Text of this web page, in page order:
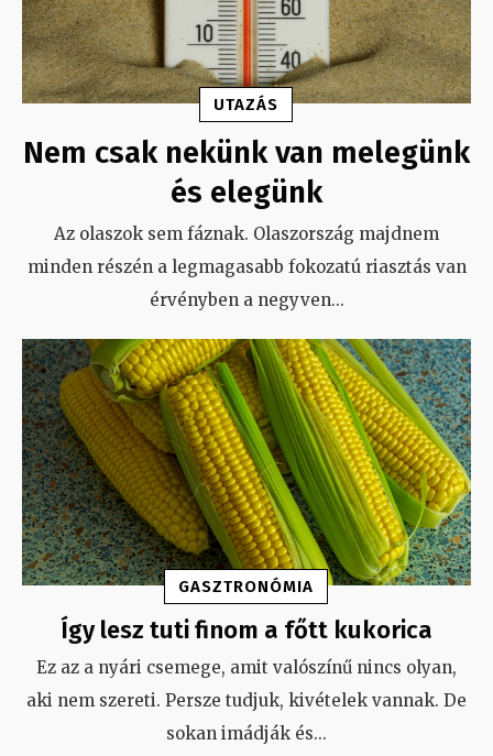
UTAZÁS
Nem csak nekünk van melegünk
és elegünk
Az olaszok sem fáznak. Olaszország majdnem
minden részén a legmagasabb fokozatú riasztás van
érvényben a negyven...
GASZTRONÓMIA
Így lesz tuti finom a főtt kukorica
Ez az a nyári csemege, amit valószínű nincs olyan,
aki nem szereti. Persze tudjuk, kivételek vannak. De
sokan imádják és...